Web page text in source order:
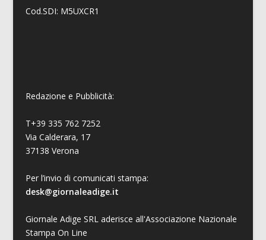
Cod.SDI: M5UXCR1
Redazione e Pubblicità:
T+39 335 762 7252
Via Calderara, 17
37138 Verona
Per l’invio di comunicati stampa:
desk@giornaleadige.it
Giornale Adige SRL aderisce all'Associazione Nazionale
Stampa On Line